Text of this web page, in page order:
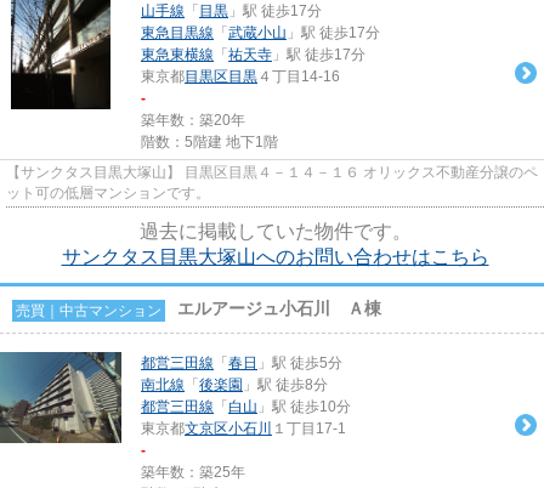
山手線 「 目黒 」駅 徒歩17分
東急目黒線 「 武蔵小山 」駅 徒歩17分
東急東横線 「 祐天寺 」駅 徒歩17分
東京都目黒区 目黒 ４丁目14-16
-
築年数：築20年
階数：5階建 地下1階
【サンクタス目黒大塚山】 目黒区目黒４－１４－１６ オリックス不動産分譲のペ
ット可の低層マンションです。
過去に掲載していた物件です。
サンクタス目黒大塚山へのお問い合わせはこちら
売買｜中古マンション エルアージュ小石川 Ａ棟
都営三田線 「 春日 」駅 徒歩5分
南北線 「 後楽園 」駅 徒歩8分
都営三田線 「 白山 」駅 徒歩10分
東京都文京区小石川 １丁目17-1
-
築年数：築25年